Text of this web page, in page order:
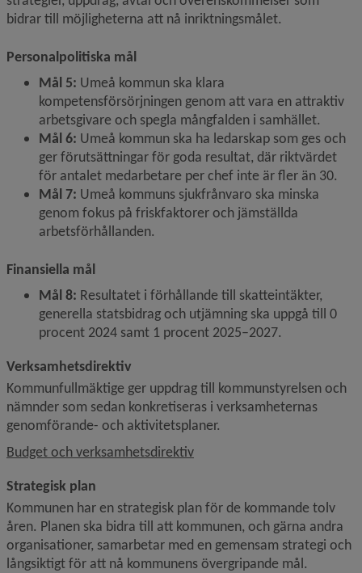
bidrar till möjligheterna att nå inriktningsmålet.
Personalpolitiska mål
Mål 5: Umeå kommun ska klara
kompetensförsörjningen genom att vara en attraktiv
arbetsgivare och spegla mångfalden i samhället.
Mål 6: Umeå kommun ska ha ledarskap som ges och
ger förutsättningar för goda resultat, där riktvärdet
för antalet medarbetare per chef inte är fler än 30.
Mål 7: Umeå kommuns sjukfrånvaro ska minska
genom fokus på friskfaktorer och jämställda
arbetsförhållanden.
Finansiella mål
Mål 8: Resultatet i förhållande till skatteintäkter,
generella statsbidrag och utjämning ska uppgå till 0
procent 2024 samt 1 procent 2025–2027.
Verksamhetsdirektiv
Kommunfullmäktige ger uppdrag till kommunstyrelsen och
nämnder som sedan konkretiseras i verksamheternas
genomförande- och aktivitetsplaner.
Budget och verksamhetsdirektiv
Strategisk plan
Kommunen har en strategisk plan för de kommande tolv
åren. Planen ska bidra till att kommunen, och gärna andra
organisationer, samarbetar med en gemensam strategi och
långsiktigt för att nå kommunens övergripande mål.